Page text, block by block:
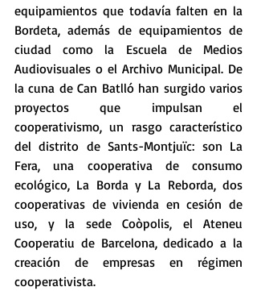
equipamientos que todavía falten en la
Bordeta, además de equipamientos de
ciudad como la Escuela de Medios
Audiovisuales o el Archivo Municipal. De
la cuna de Can Batlló han surgido varios
proyectos que impulsan el
cooperativismo, un rasgo característico
del distrito de Sants-Montjuïc: son La
Fera, una cooperativa de consumo
ecológico, La Borda y La Reborda, dos
cooperativas de vivienda en cesión de
uso, y la sede Coòpolis, el Ateneu
Cooperatiu de Barcelona, dedicado a la
creación de empresas en régimen
cooperativista.